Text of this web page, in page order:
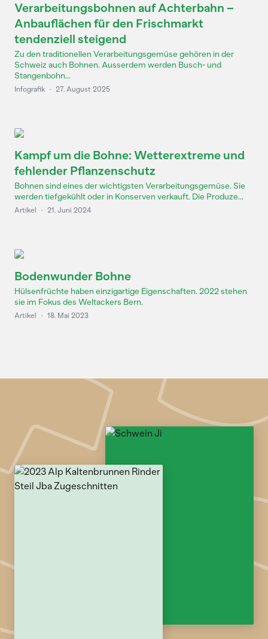
Verarbeitungsbohnen auf Achterbahn –
Anbauflächen für den Frischmarkt
tendenziell steigend
Zu den traditionellen Verarbeitungsgemüse gehören in der
Schweiz auch Bohnen. Ausserdem werden Busch- und
Stangenbohn...
Infografik · 27. August 2025
Kampf um die Bohne: Wetterextreme und
fehlender Pflanzenschutz
Bohnen sind eines der wichtigsten Verarbeitungsgemüse. Sie
werden tiefgekühlt oder in Konserven verkauft. Die Produze...
Artikel · 21. Juni 2024
Bodenwunder Bohne
Hülsenfrüchte haben einzigartige Eigenschaften. 2022 stehen
sie im Fokus des Weltackers Bern.
Artikel · 18. Mai 2023